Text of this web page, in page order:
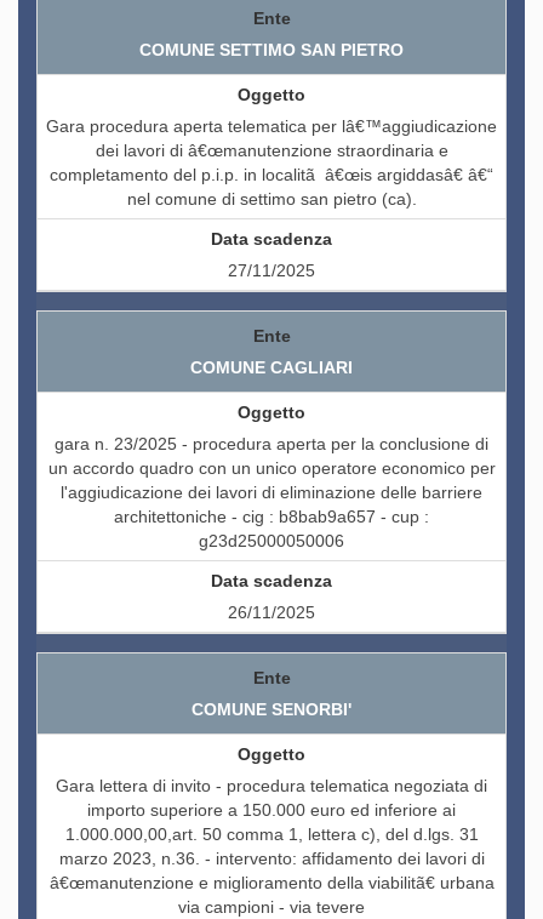
COMUNE SETTIMO SAN PIETRO
Gara procedura aperta telematica per lâ€™aggiudicazione
dei lavori di â€œmanutenzione straordinaria e
completamento del p.i.p. in localitã â€œis argiddasâ€ â€“
nel comune di settimo san pietro (ca).
27/11/2025
COMUNE CAGLIARI
gara n. 23/2025 - procedura aperta per la conclusione di
un accordo quadro con un unico operatore economico per
l'aggiudicazione dei lavori di eliminazione delle barriere
architettoniche - cig : b8bab9a657 - cup :
g23d25000050006
26/11/2025
COMUNE SENORBI'
Gara lettera di invito - procedura telematica negoziata di
importo superiore a 150.000 euro ed inferiore ai
1.000.000,00,art. 50 comma 1, lettera c), del d.lgs. 31
marzo 2023, n.36. - intervento: affidamento dei lavori di
â€œmanutenzione e miglioramento della viabilitã€ urbana
via campioni - via tevere